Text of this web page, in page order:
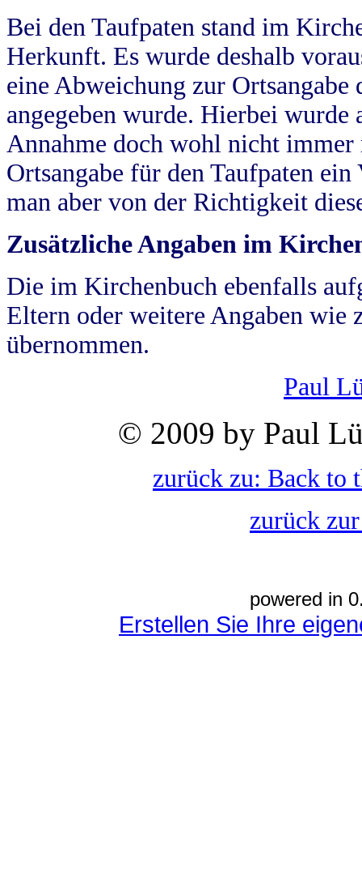
Bei den Taufpaten stand im
Herkunft. Es wurde deshalb
eine Abweichung zur
angegeben wurde. Hierbei wurde
Annahme doch wohl nicht
Ortsangabe für den Taufpaten
man aber von der Richtigkeit
Zusätzliche Angaben im
Die im Kirchenbuch ebenfalls
Eltern oder weitere Angaben wie
übernommen.
Paul
© 2009 by Paul
zurück zu: Back to
zurück
powered in
Erstellen Sie Ihre